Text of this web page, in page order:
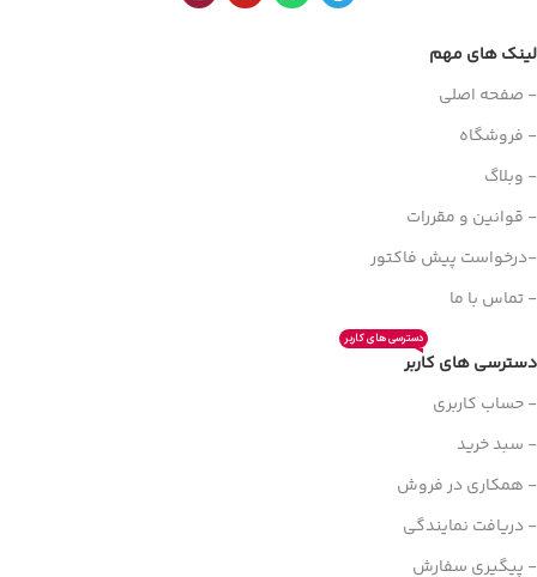
لینک های مهم
- صفحه اصلی
- فروشگاه
- وبلاگ
- قوانین و مقررات
-درخواست پیش فاکتور
- تماس با ما
دسترسی های کاربر
دسترسی های کاربر
- حساب کاربری
- سبد خرید
- همکاری در فروش
- دریافت نمایندگی
- پیگیری سفارش